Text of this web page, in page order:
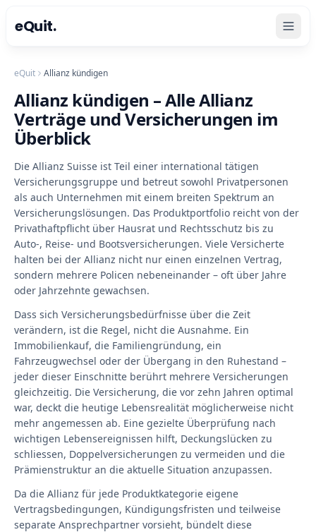
eQuit.
eQuit Allianz kündigen
Allianz kündigen – Alle Allianz
Verträge und Versicherungen im
Überblick
Die Allianz Suisse ist Teil einer international tätigen
Versicherungsgruppe und betreut sowohl Privatpersonen
als auch Unternehmen mit einem breiten Spektrum an
Versicherungslösungen. Das Produktportfolio reicht von der
Privathaftpflicht über Hausrat und Rechtsschutz bis zu
Auto-, Reise- und Bootsversicherungen. Viele Versicherte
halten bei der Allianz nicht nur einen einzelnen Vertrag,
sondern mehrere Policen nebeneinander – oft über Jahre
oder Jahrzehnte gewachsen.
Dass sich Versicherungsbedürfnisse über die Zeit
verändern, ist die Regel, nicht die Ausnahme. Ein
Immobilienkauf, die Familiengründung, ein
Fahrzeugwechsel oder der Übergang in den Ruhestand –
jeder dieser Einschnitte berührt mehrere Versicherungen
gleichzeitig. Die Versicherung, die vor zehn Jahren optimal
war, deckt die heutige Lebensrealität möglicherweise nicht
mehr angemessen ab. Eine gezielte Überprüfung nach
wichtigen Lebensereignissen hilft, Deckungslücken zu
schliessen, Doppelversicherungen zu vermeiden und die
Prämienstruktur an die aktuelle Situation anzupassen.
Da die Allianz für jede Produktkategorie eigene
Vertragsbedingungen, Kündigungsfristen und teilweise
separate Ansprechpartner vorsieht, bündelt diese